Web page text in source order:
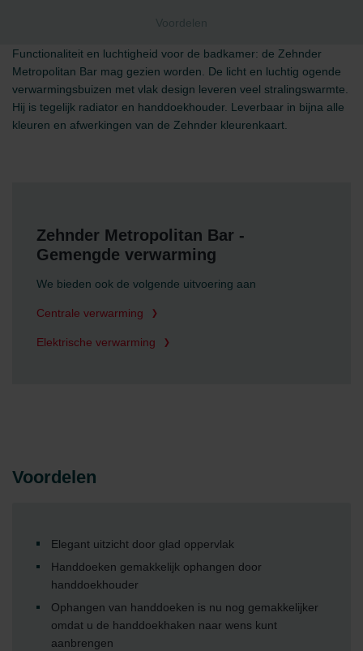
Voordelen
Functionaliteit en luchtigheid voor de badkamer: de Zehnder
Metropolitan Bar mag gezien worden. De licht en luchtig ogende
verwarmingsbuizen met vlak design leveren veel stralingswarmte.
Hij is tegelijk radiator en handdoekhouder. Leverbaar in bijna alle
kleuren en afwerkingen van de Zehnder kleurenkaart.
Zehnder Metropolitan Bar -
Gemengde verwarming
We bieden ook de volgende uitvoering aan
Centrale verwarming
Elektrische verwarming
Voordelen
Elegant uitzicht door glad oppervlak
Handdoeken gemakkelijk ophangen door
handdoekhouder
Ophangen van handdoeken is nu nog gemakkelijker
omdat u de handdoekhaken naar wens kunt
aanbrengen